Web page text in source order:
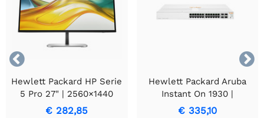


Hewlett Packard HP Serie
5 Pro 27" | 2560×1440
QHD IPS | 100 Hz | HDMI &
€ 282,85
Hewlett Packard Aruba
Instant On 1930 |
Beheerde L2/L3 Switch |
€ 335,10